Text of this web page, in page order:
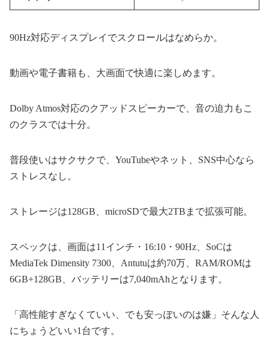
90Hz対応ディスプレイでスクロールはなめらか。
動画や電子書籍も、大画面で快適に楽しめます。
Dolby Atmos対応のクアッドスピーカーで、音の迫力もこ
のクラスでは十分。
普段使いはサクサクで、YouTubeやネット、SNS中心なら
ストレスなし。
ストレージは128GB、microSDで最大2TBまで拡張可能。
スペックは、画面は11インチ・16:10・90Hz、SoCは
MediaTek Dimensity 7300、Antutuは約70万、RAM/ROMは
6GB+128GB、バッテリーは7,040mAhとなります。
「高性能すぎなくていい、でも安っぽいのは嫌」そんな人
にちょうどいい1台です。